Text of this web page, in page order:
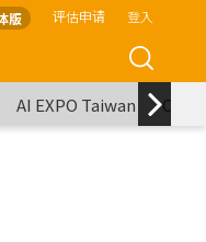
版 评估申请 登入
AI EXPO Taiwan